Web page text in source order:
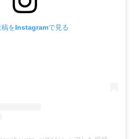
稿をInstagramで見る